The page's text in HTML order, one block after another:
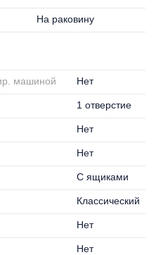
На раковину
машиной Нет
1 отверстие
Нет
Нет
С ящиками
Классический
Нет
Нет